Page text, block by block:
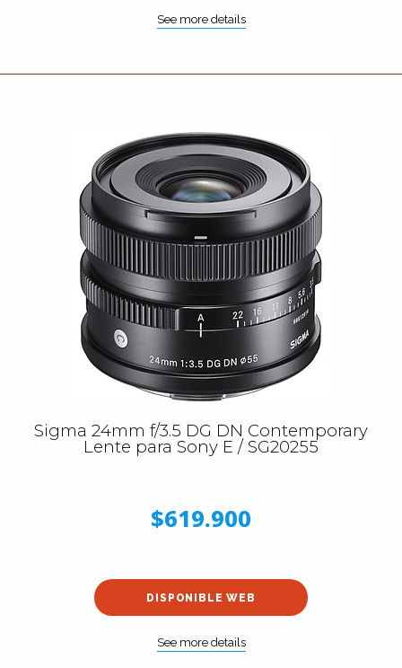
See more details
Sigma 24mm f/3.5 DG DN Contemporary
Lente para Sony E / SG20255
$619.900
DISPONIBLE WEB
See more details